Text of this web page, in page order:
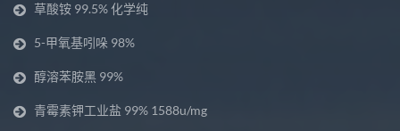
草酸铵 99.5% 化学纯
5-甲氧基吲哚 98%
醇溶苯胺黑 99%
青霉素钾工业盐 99% 1588u/mg